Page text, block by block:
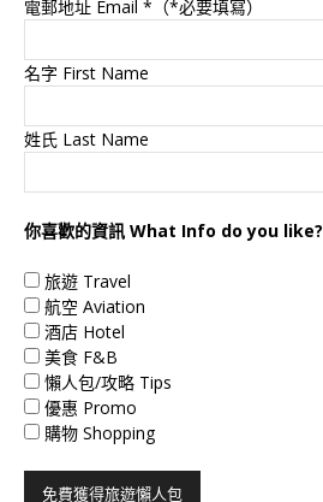
電郵地址 Email *（*必要填寫）
名字 First Name
姓氏 Last Name
你喜歡的資訊 What Info do you like?
旅遊 Travel
航空 Aviation
酒店 Hotel
美食 F&B
懶人包/攻略 Tips
優惠 Promo
購物 Shopping